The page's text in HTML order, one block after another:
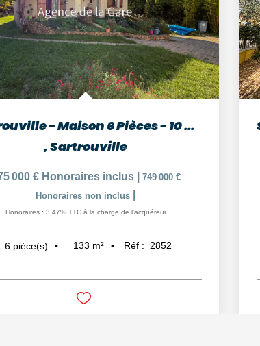
Sartrouville - Maison 6 Pièces - 10 min RER
,Sartrouville
000 € Honoraires inclus
749 000 €
Honoraires non inclus
Honoraires : 3,47% TTC à la charge de l'acquéreur
6 pièce(s) 133 m² Réf : 2852